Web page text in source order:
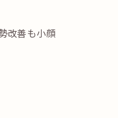
改善も小顔